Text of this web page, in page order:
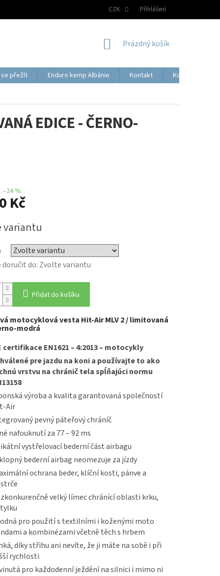
CZK Přihlášení
NÁKUPNÍ
Prázdný košík
se přežít Enduro kemp Albánie Kontakt Kontaktní
EDICE - ČERNO-
–24 %
Kč
variantu
doručit do: Zvolte variantu
Přidat do košíku
motocyklová vesta Hit-AirMLV 2 / limitovaná
modrá
certifikace EN1621 – 4:2013 – motocykly
pre jazdu na koni a používajte to ako
vrstvu na chránič tela spĺňajúci normu
výroba a kvalita garantovaná společností
Air
pevný páteřový chráníč
nafouknutí za 77 – 92 ms
vystřelovací bederní část airbagu
bederní airbag neomezuje za jízdy
ochrana beder, klíční kosti, pánve a
velký límec chránící oblasti krku,
pro použití s textilními i koženými moto
a kombinézami včetně těch s hrbem
díky střihu ani nevíte, že ji máte na sobě i při
rychlosti
pro každodenní ježdění na silnici i mimo ni